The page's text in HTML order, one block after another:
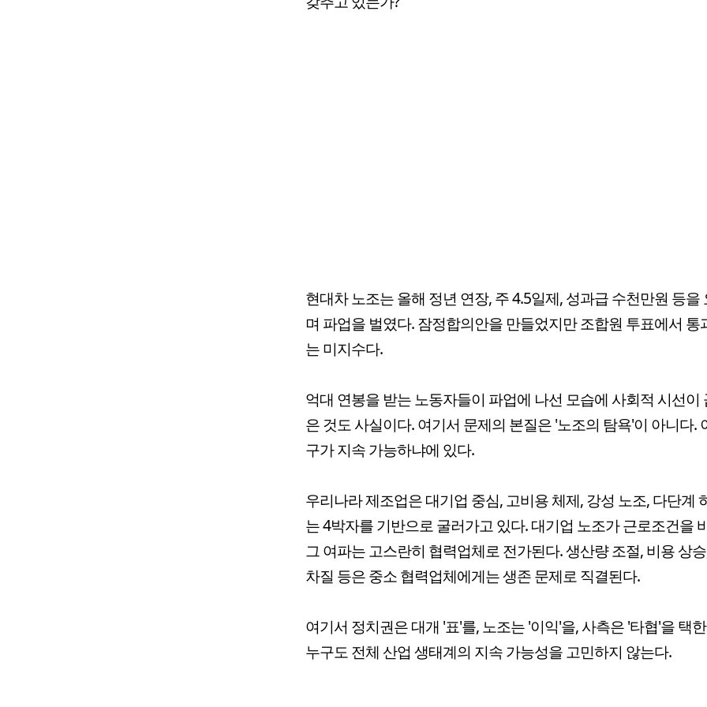
현대차 노조는 올해 정년 연장, 주 4.5일제, 성과급 수천만원 등을
며 파업을 벌였다. 잠정합의안을 만들었지만 조합원 투표에서 통
는 미지수다.
억대 연봉을 받는 노동자들이 파업에 나선 모습에 사회적 시선이
은 것도 사실이다. 여기서 문제의 본질은 '노조의 탐욕'이 아니다.
구가 지속 가능하냐에 있다.
우리나라 제조업은 대기업 중심, 고비용 체제, 강성 노조, 다단계
는 4박자를 기반으로 굴러가고 있다. 대기업 노조가 근로조건을
그 여파는 고스란히 협력업체로 전가된다. 생산량 조절, 비용 상
차질 등은 중소 협력업체에게는 생존 문제로 직결된다.
여기서 정치권은 대개 '표'를, 노조는 '이익'을, 사측은 '타협'을 택
누구도 전체 산업 생태계의 지속 가능성을 고민하지 않는다.